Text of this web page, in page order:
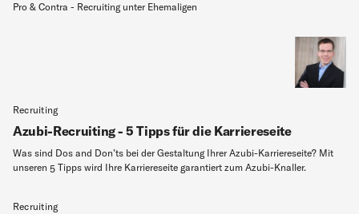
Recruiting
Azubi-Recruiting - 5 Tipps für die Karriereseite
Was sind Dos and Don’ts bei der Gestaltung Ihrer Azubi-Karriereseite? Mit
unseren 5 Tipps wird Ihre Karriereseite garantiert zum Azubi-Knaller.
Recruiting
Pro & Contra - Recruiting unter Ehemaligen